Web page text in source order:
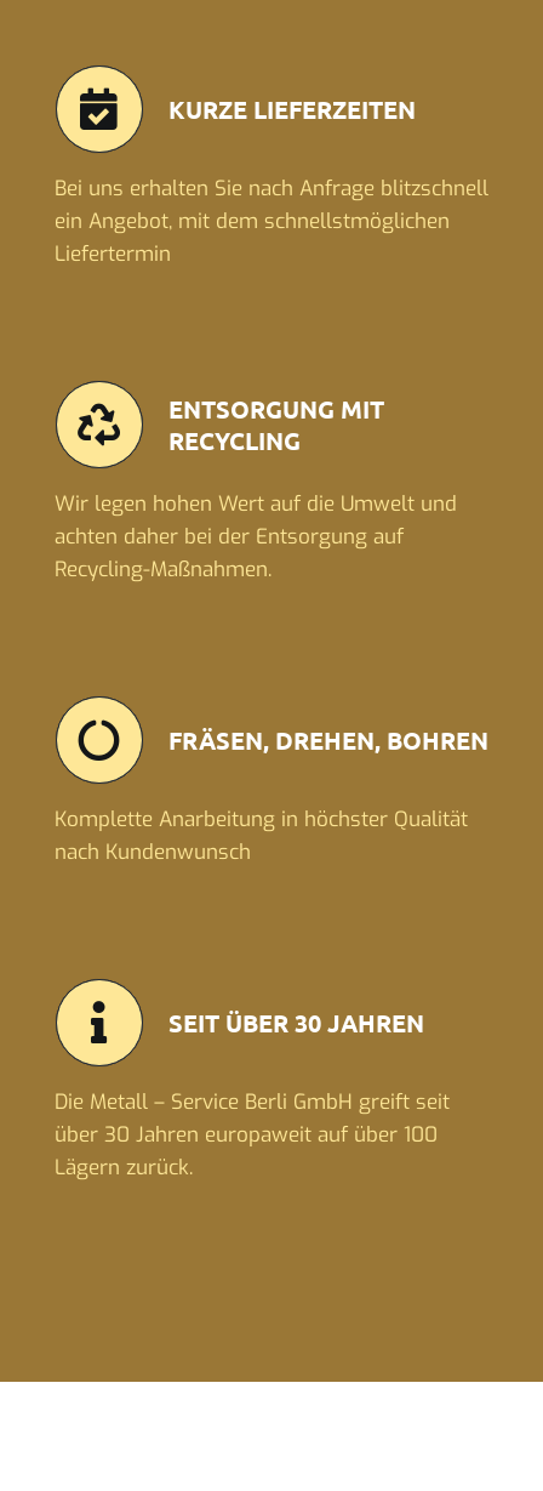
KURZE LIEFERZEITEN
Bei uns erhalten Sie nach Anfrage blitzschnell
ein Angebot, mit dem schnellstmöglichen
Liefertermin
ENTSORGUNG MIT
RECYCLING
Wir legen hohen Wert auf die Umwelt und
achten daher bei der Entsorgung auf
Recycling-Maßnahmen.
FRÄSEN, DREHEN, BOHREN
Komplette Anarbeitung in höchster Qualität
nach Kundenwunsch
SEIT ÜBER 30 JAHREN
Die Metall – Service Berli GmbH greift seit
über 30 Jahren europaweit auf über 100
Lägern zurück.